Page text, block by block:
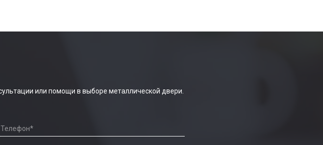
или помощи в выборе металлической двери.